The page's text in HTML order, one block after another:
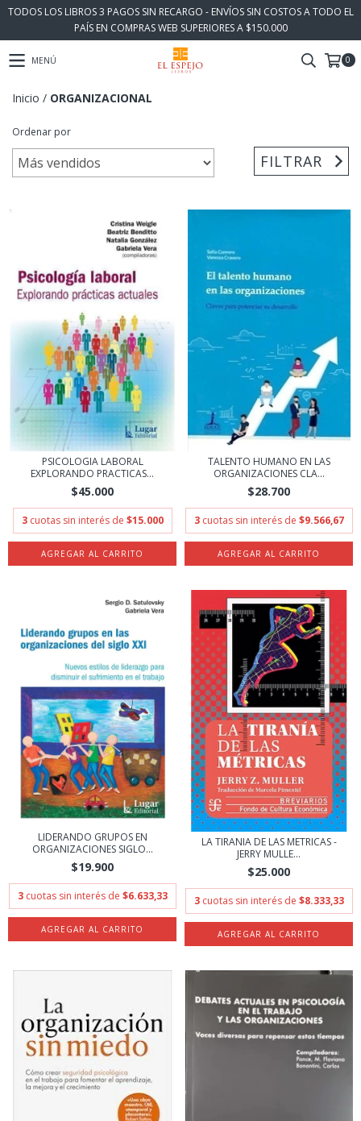
TODOS LOS LIBROS 3 PAGOS SIN RECARGO - ENVÍOS SIN COSTOS A TODO EL
PAÍS EN COMPRAS WEB SUPERIORES A $150.000
MENÚ 0
Inicio / ORGANIZACIONAL
Ordenar por
FILTRAR
PSICOLOGIA LABORAL
EXPLORANDO PRACTICAS...
$45.000
3 cuotas sin interés de $15.000
TALENTO HUMANO EN LAS
ORGANIZACIONES CLA...
$28.700
3 cuotas sin interés de $9.566,67
LIDERANDO GRUPOS EN
ORGANIZACIONES SIGLO...
$19.900
3 cuotas sin interés de $6.633,33
LA TIRANIA DE LAS METRICAS -
JERRY MULLE...
$25.000
3 cuotas sin interés de $8.333,33